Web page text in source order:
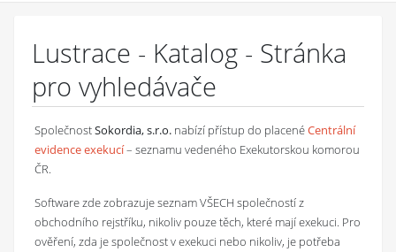
Lustrace - Katalog - Stránka
pro vyhledávače
SpolečnostSokordia, s.r.o. nabízí přístup do placenéCentrální
evidence exekucí– seznamu vedeného Exekutorskou komorou
ČR.
Software zde zobrazuje seznam VŠECH společností z
obchodního rejstříku, nikoliv pouze těch, které mají exekuci. Pro
ověření, zda je společnost v exekuci nebo nikoliv, je potřeba